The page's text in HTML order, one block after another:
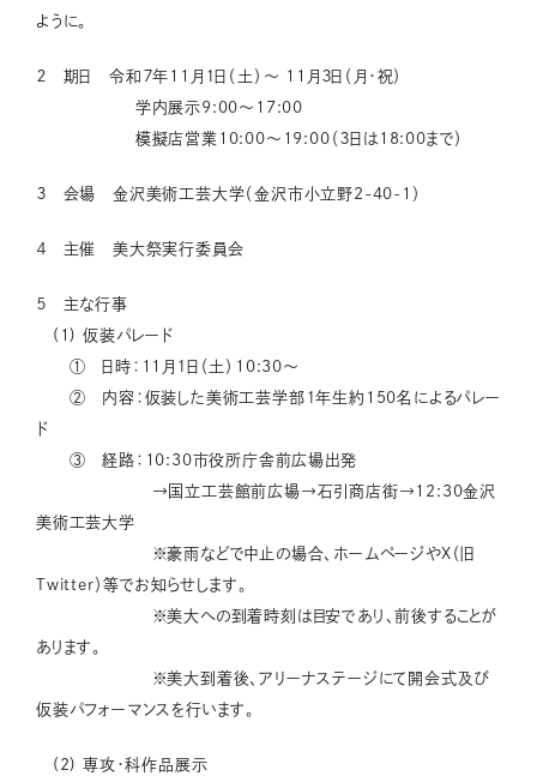
ように。
２ 期日 令和７年11月１日（土）～ 11月３日（月・祝）
学内展示9:00～17:00
模擬店営業10:00～19:00（３日は18:00まで）
３ 会場 金沢美術工芸大学（金沢市小立野2-40-1）
４ 主催 美大祭実行委員会
５ 主な行事
(1) 仮装パレード
① 日時：11月１日（土）10:30～
② 内容：仮装した美術工芸学部１年生約150名によるパレー
ド
③ 経路：10:30市役所庁舎前広場出発
→国立工芸館前広場→石引商店街→12:30金沢
美術工芸大学
※豪雨などで中止の場合、ホームページやX（旧
Twitter）等でお知らせします。
※美大への到着時刻は目安であり、前後することが
あります。
※美大到着後、アリーナステージにて開会式及び
仮装パフォーマンスを行います。
(2) 専攻・科作品展示